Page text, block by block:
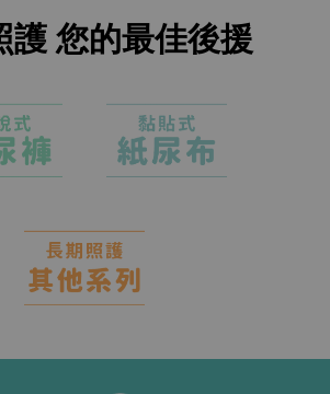
護 您的最佳後援